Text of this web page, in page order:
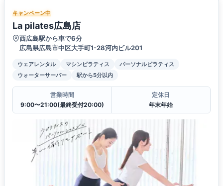
キャンペーン中
La pilates広島店
西広島駅から車で6分
広島県広島市中区大手町1-28河内ビル201
ウェアレンタル マシンピラティス
パーソナルピラティス
ウォーターサーバー
駅から5分以内
営業時間
9:00〜21:00(最終受付20:00)
定休日
年末年始